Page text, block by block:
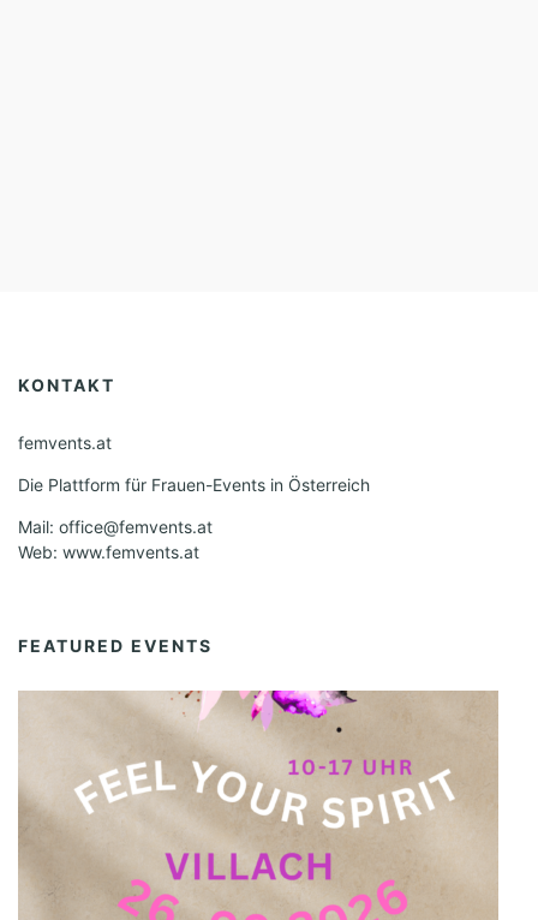
KONTAKT
femvents.at
Die Plattform für Frauen-Events in Österreich
Mail: office@femvents.at
Web: www.femvents.at
FEATURED EVENTS